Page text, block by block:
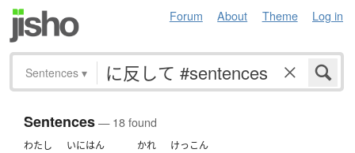
Forum About Theme Log in
Sentences ▾
Sentences— 18 found
わたし いにはん かれ けっこん